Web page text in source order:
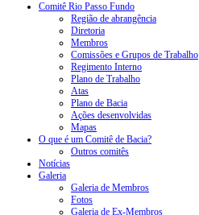
Comitê Rio Passo Fundo
Região de abrangência
Diretoria
Membros
Comissões e Grupos de Trabalho
Regimento Interno
Plano de Trabalho
Atas
Plano de Bacia
Ações desenvolvidas
Mapas
O que é um Comitê de Bacia?
Outros comitês
Notícias
Galeria
Galeria de Membros
Fotos
Galeria de Ex-Membros